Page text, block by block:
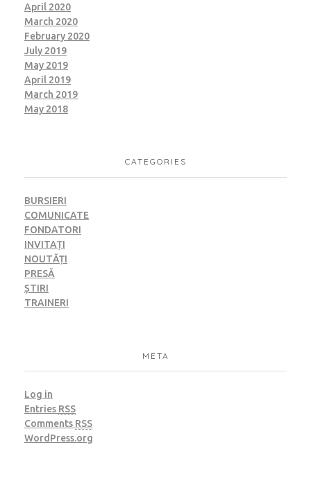
April 2020
March 2020
February 2020
July 2019
May 2019
April 2019
March 2019
May 2018
CATEGORIES
BURSIERI
COMUNICATE
FONDATORI
INVITAȚI
NOUTĂȚI
PRESĂ
ȘTIRI
TRAINERI
META
Log in
Entries RSS
Comments RSS
WordPress.org